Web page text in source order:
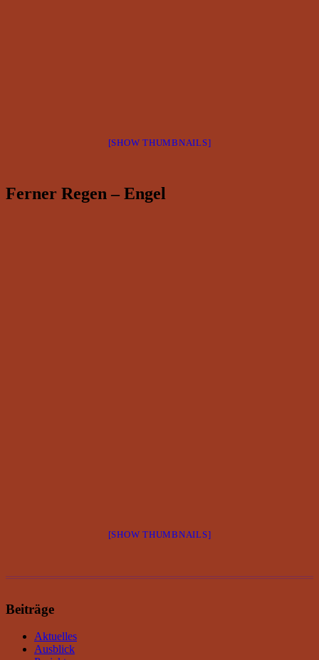
[SHOW THUMBNAILS]
Ferner Regen – Engel
[SHOW THUMBNAILS]
Beiträge
Aktuelles
Ausblick